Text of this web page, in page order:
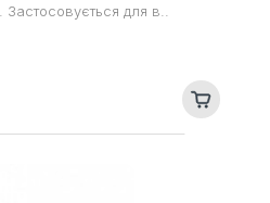
для в..